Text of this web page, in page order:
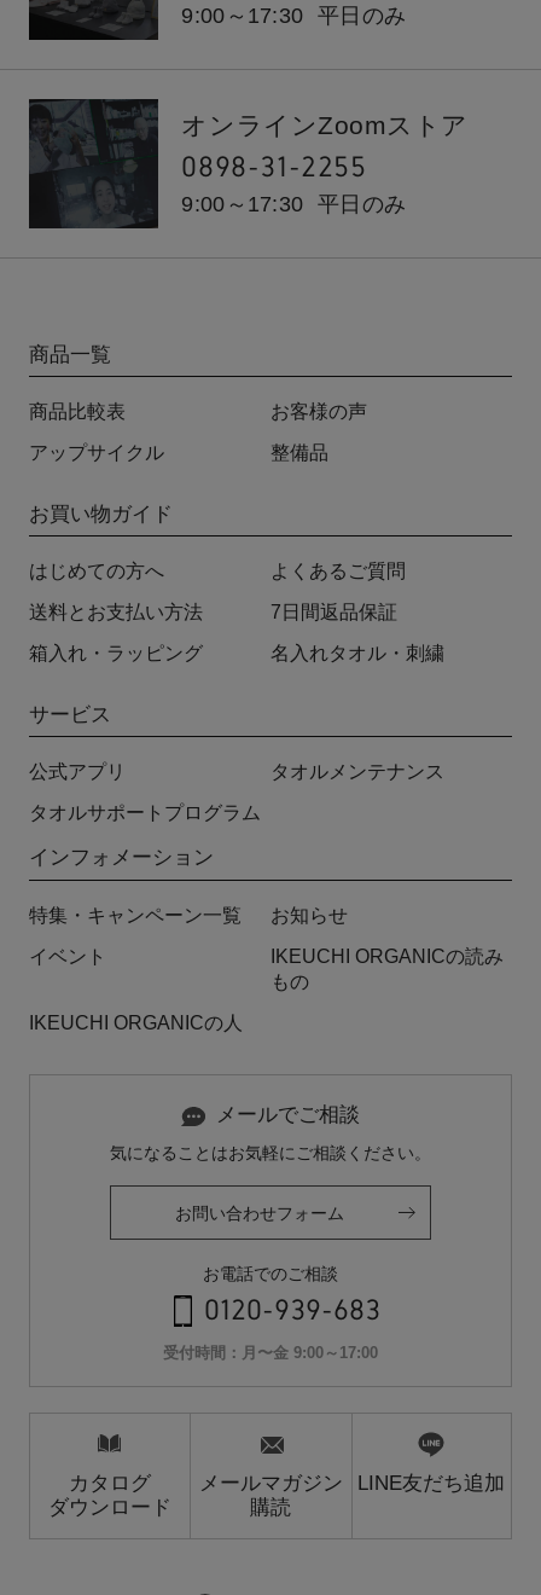
9:00～17:30 平日のみ
オンラインZoomストア
0898-31-2255
9:00～17:30 平日のみ
商品一覧
商品比較表 お客様の声
アップサイクル 整備品
お買い物ガイド
はじめての方へ よくあるご質問
送料とお支払い方法 7日間返品保証
箱入れ・ラッピング 名入れタオル・刺繍
サービス
公式アプリ タオルメンテナンス
タオルサポートプログラム
インフォメーション
特集・キャンペーン一覧 お知らせ
イベント
IKEUCHI ORGANICの読み
もの
IKEUCHI ORGANICの人
メールでご相談
気になることはお気軽にご相談ください。
お問い合わせフォーム
お電話でのご相談
0120-939-683
受付時間：月〜金 9:00～17:00
カタログ
ダウンロード
メールマガジン
購読
LINE友だち追加